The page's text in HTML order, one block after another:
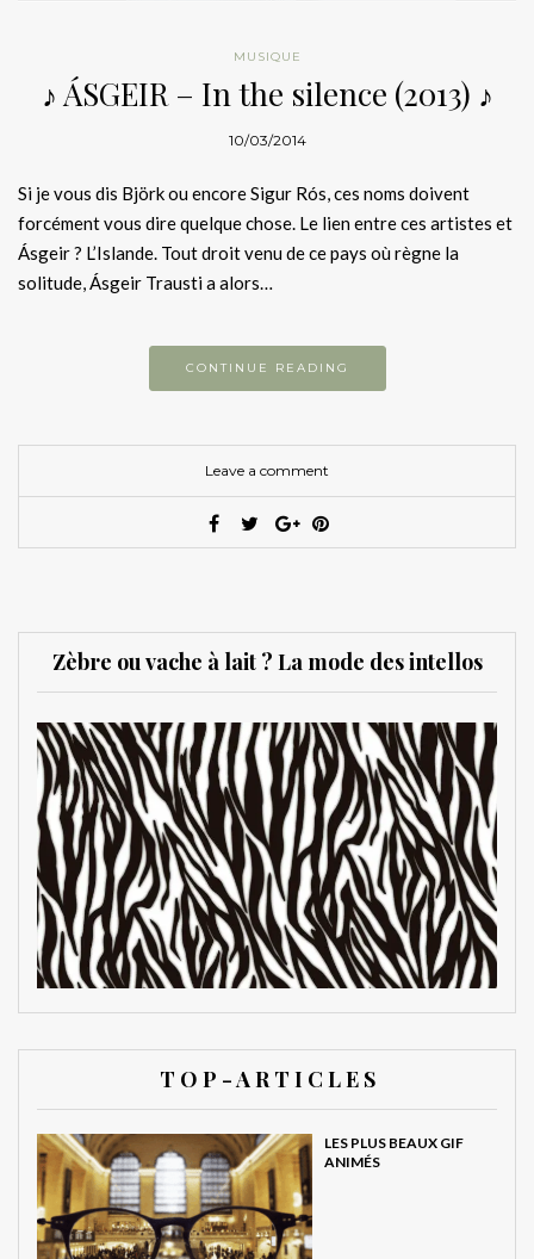
MUSIQUE
♪ ÁSGEIR – In the silence (2013) ♪
10/03/2014
Si je vous dis Björk ou encore Sigur Rós, ces noms doivent
forcément vous dire quelque chose. Le lien entre ces artistes et
Ásgeir ? L’Islande. Tout droit venu de ce pays où règne la
solitude, Ásgeir Trausti a alors…
CONTINUE READING
Leave a comment
Zèbre ou vache à lait ? La mode des intellos
T O P - A R T I C L E S
LES PLUS BEAUX GIF
ANIMÉS